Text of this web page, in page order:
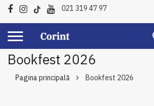
021 319 47 97
Bookfest 2026
Pagina principală Bookfest 2026